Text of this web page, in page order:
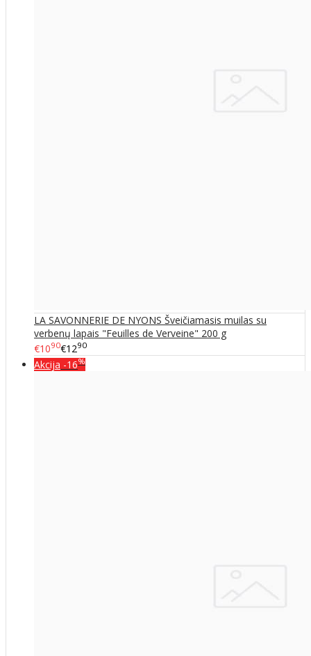
LA SAVONNERIE DE NYONS Šveičiamasis muilas su
verbenų lapais "Feuilles de Verveine" 200 g
€1090€1290
Akcija -16%